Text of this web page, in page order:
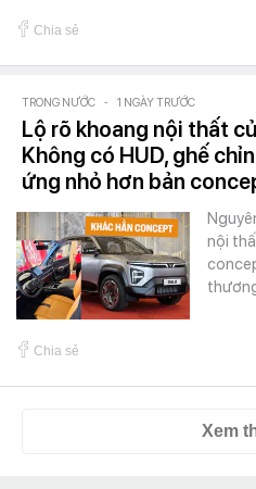
Chia sẻ
TRONG NƯỚC - 1 NGÀY TRƯỚC
Lộ rõ khoang nội thất
Không có HUD, ghế
ứng nhỏ hơn bản
nội
Chia sẻ
Xem